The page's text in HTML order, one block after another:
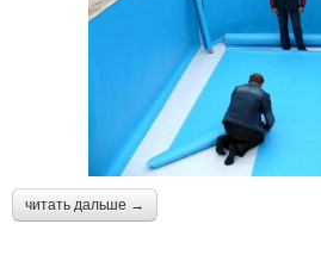
читать дальше →